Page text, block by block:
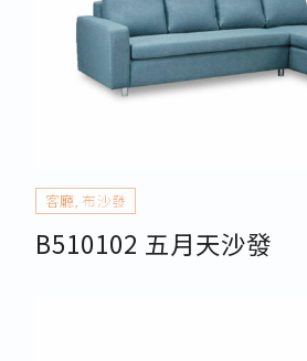
客廳,布沙發
B510102 五月天沙發